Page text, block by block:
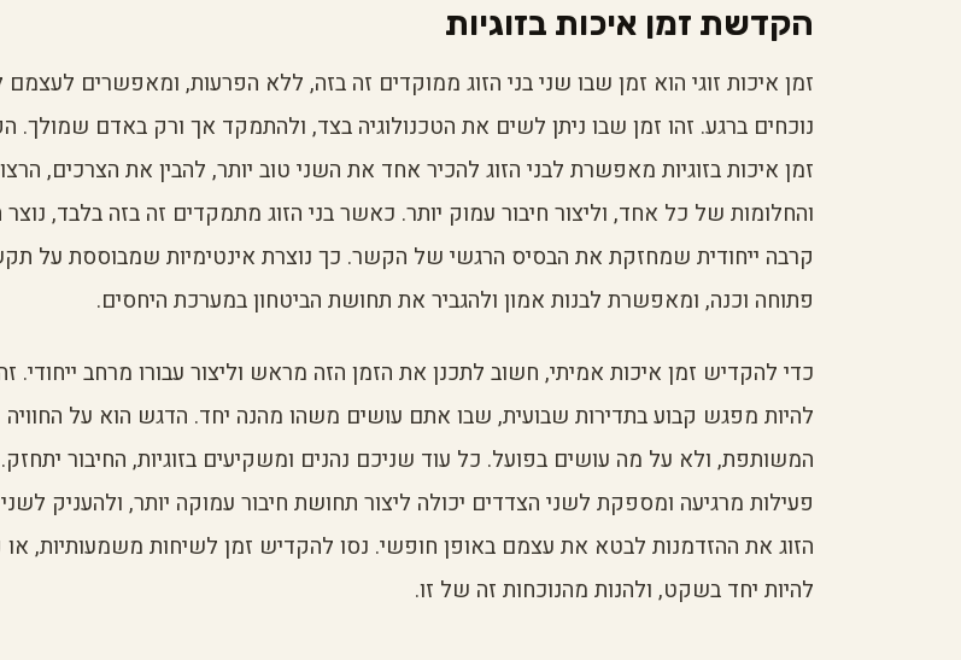
הקדשת זמן איכות בזוגיות
זמן איכות זוגי הוא זמן שבו שני בני הזוג ממוקדים זה בזה, ללא הפרעות, ומאפשרים לעצמם
נוכחים ברגע. זהו זמן שבו ניתן לשים את הטכנולוגיה בצד, ולהתמקד אך ורק באדם שמולך.
זמן איכות בזוגיות מאפשרת לבני הזוג להכיר אחד את השני טוב יותר, להבין את הצרכים,
והחלומות של כל אחד, וליצור חיבור עמוק יותר. כאשר בני הזוג מתמקדים זה בזה בלבד, נוצר
קרבה ייחודית שמחזקת את הבסיס הרגשי של הקשר. כך נוצרת אינטימיות שמבוססת על
פתוחה וכנה, ומאפשרת לבנות אמון ולהגביר את תחושת הביטחון במערכת היחסים.
כדי להקדיש זמן איכות אמיתי, חשוב לתכנן את הזמן הזה מראש וליצור עבורו מרחב ייחודי.
להיות מפגש קבוע בתדירות שבועית, שבו אתם עושים משהו מהנה יחד. הדגש הוא על החוויה
המשותפת, ולא על מה עושים בפועל. כל עוד שניכם נהנים ומשקיעים בזוגיות, החיבור
פעילות מרגיעה ומספקת לשני הצדדים יכולה ליצור תחושת חיבור עמוקה יותר, ולהעניק לשני
הזוג את ההזדמנות לבטא את עצמם באופן חופשי. נסו להקדיש זמן לשיחות משמעותיות,
להיות יחד בשקט, ולהנות מהנוכחות זה של זו.